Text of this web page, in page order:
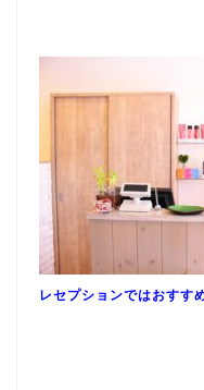
レセプションではおすす